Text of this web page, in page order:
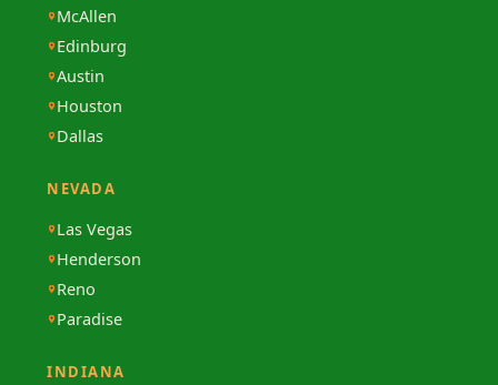
McAllen
Edinburg
Austin
Houston
Dallas
NEVADA
Las Vegas
Henderson
Reno
Paradise
INDIANA